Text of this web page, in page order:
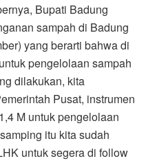
Bupati Badung
sampah di Badung
yang berarti bahwa di
pengelolaan sampah
dilakukan, kita
Pusat, instrumen
M untuk pengelolaan
itu kita sudah
untuk segera di follow